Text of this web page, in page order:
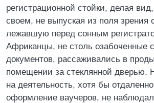
регистрационной стойки, делая
своем, не выпуская из поля зрения
лежавшую перед сонным
Африканцы, не столь озабоченные
документов, рассаживались в
помещении за стеклянной дверью.
на деятельность, хотя бы
оформление ваучеров, не